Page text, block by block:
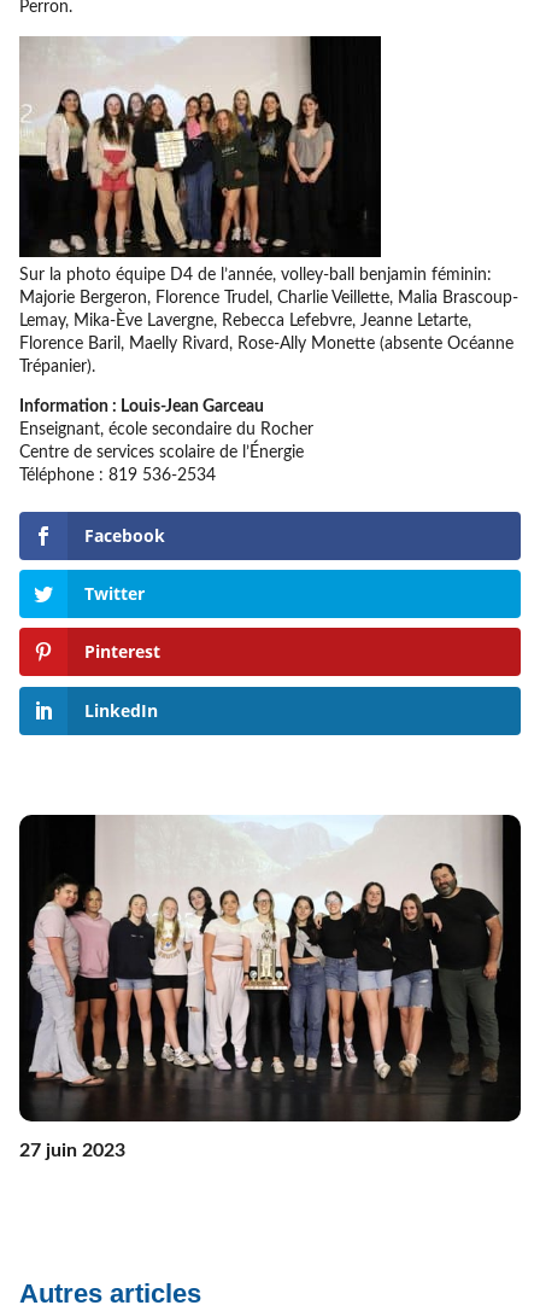
Perron.
Sur la photo équipe D4 de l’année, volley-ball benjamin féminin:
Majorie Bergeron, Florence Trudel, Charlie Veillette, Malia Brascoup-
Lemay, Mika-Ève Lavergne, Rebecca Lefebvre, Jeanne Letarte,
Florence Baril, Maelly Rivard, Rose-Ally Monette (absente Océanne
Trépanier).
Information : Louis-Jean Garceau
Enseignant, école secondaire du Rocher
Centre de services scolaire de l’Énergie
Téléphone : 819 536-2534
Facebook
Twitter
Pinterest
LinkedIn
27 juin 2023
Autres articles